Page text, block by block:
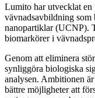
Lumito har utvecklat en
vävnadsavbildning som
nanopartiklar (UCNP).
biomarkörer i
Genom att eliminera
synliggöra biologiska
analysen. Ambitionen
bättre möjligheter att